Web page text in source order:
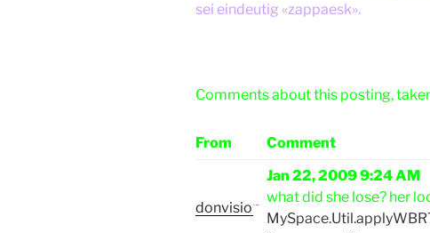
sei eindeutig «zappaesk».
Comments about this posting,
From Comment
donvision
Jan 22, 2009 9:24 AM
what did she lose? her